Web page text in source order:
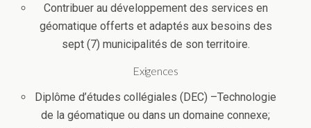
Contribuer au développement des services en
géomatique offerts et adaptés aux besoins des
sept (7) municipalités de son territoire.
Exigences
Diplôme d’études collégiales (DEC) –Technologie
de la géomatique ou dans un domaine connexe;